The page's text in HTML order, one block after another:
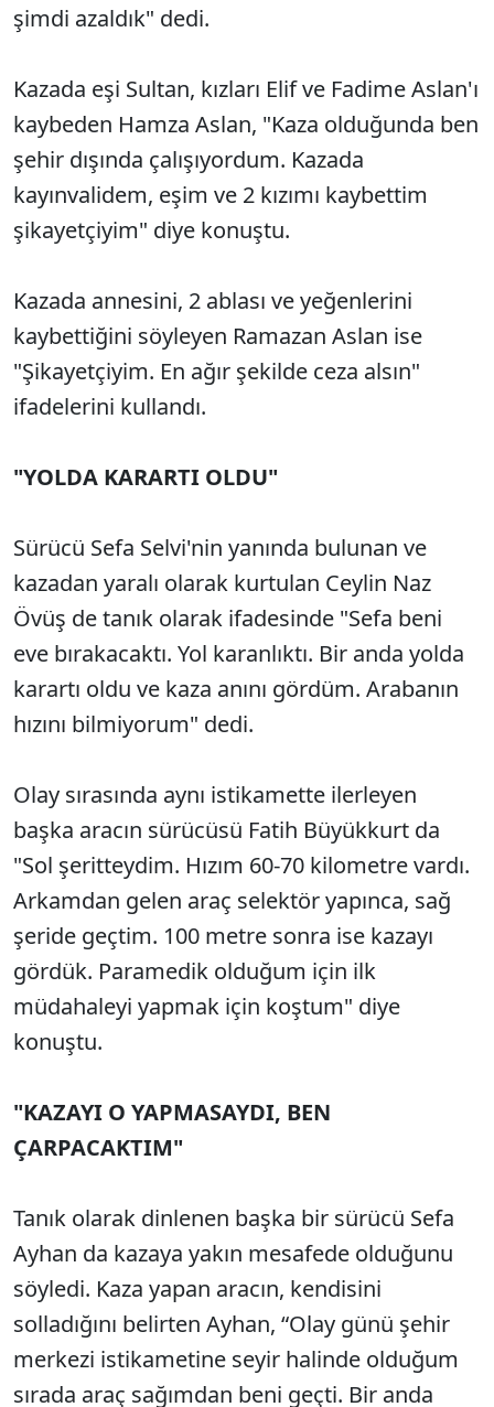
şimdi azaldık" dedi.
Kazada eşi Sultan, kızları Elif ve Fadime Aslan'ı
kaybeden Hamza Aslan, "Kaza olduğunda ben
şehir dışında çalışıyordum. Kazada
kayınvalidem, eşim ve 2 kızımı kaybettim
şikayetçiyim" diye konuştu.
Kazada annesini, 2 ablası ve yeğenlerini
kaybettiğini söyleyen Ramazan Aslan ise
"Şikayetçiyim. En ağır şekilde ceza alsın"
ifadelerini kullandı.
"YOLDA KARARTI OLDU"
Sürücü Sefa Selvi'nin yanında bulunan ve
kazadan yaralı olarak kurtulan Ceylin Naz
Övüş de tanık olarak ifadesinde "Sefa beni
eve bırakacaktı. Yol karanlıktı. Bir anda yolda
karartı oldu ve kaza anını gördüm. Arabanın
hızını bilmiyorum" dedi.
Olay sırasında aynı istikamette ilerleyen
başka aracın sürücüsü Fatih Büyükkurt da
"Sol şeritteydim. Hızım 60-70 kilometre vardı.
Arkamdan gelen araç selektör yapınca, sağ
şeride geçtim. 100 metre sonra ise kazayı
gördük. Paramedik olduğum için ilk
müdahaleyi yapmak için koştum" diye
konuştu.
"KAZAYI O YAPMASAYDI, BEN
ÇARPACAKTIM"
Tanık olarak dinlenen başka bir sürücü Sefa
Ayhan da kazaya yakın mesafede olduğunu
söyledi. Kaza yapan aracın, kendisini
solladığını belirten Ayhan, “Olay günü şehir
merkezi istikametine seyir halinde olduğum
sırada araç sağımdan beni geçti. Bir anda